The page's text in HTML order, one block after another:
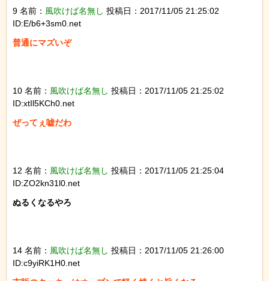
9 名前： 風吹けば名無し 投稿日：2017/11/05 21:25:02
ID:E/b6+3sm0.net
普通にマズいぞ
10 名前： 風吹けば名無し 投稿日：2017/11/05 21:25:02
ID:xtIl5KCh0.net
ぜってぇ嘘だわ
12 名前： 風吹けば名無し 投稿日：2017/11/05 21:25:04
ID:ZO2kn31l0.net
ぬるくなるやろ
14 名前： 風吹けば名無し 投稿日：2017/11/05 21:26:00
ID:c9yiRK1H0.net